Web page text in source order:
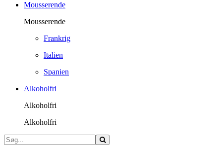
Mousserende
Mousserende
Frankrig
Italien
Spanien
Alkoholfri
Alkoholfri
Alkoholfri